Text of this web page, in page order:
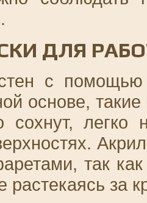
ДЛЯ
с помощью
основе,
сохнут,
так
растекаясь за